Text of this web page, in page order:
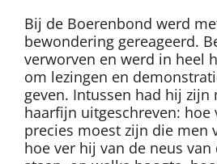
Bij de Boerenbond werd
bewondering gereageerd.
verworven en werd in heel
om lezingen en
geven. Intussen had hij zijn
haarfijn uitgeschreven: hoe
precies moest zijn die men
hoe ver hij van de neus